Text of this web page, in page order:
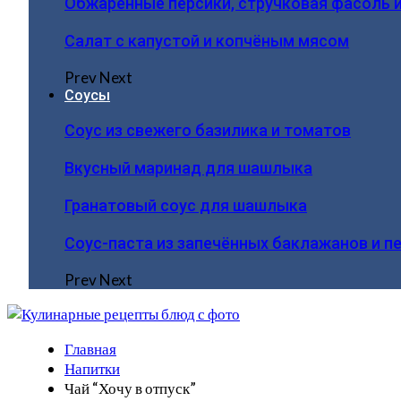
Салат с капустой и копчёным мясом
PrevNext
Соусы
Соус из свежего базилика и томатов
Вкусный маринад для шашлыка
Гранатовый соус для шашлыка
Соус-паста из запечённых баклажанов и
PrevNext
Главная
Напитки
Чай “Хочу в отпуск”